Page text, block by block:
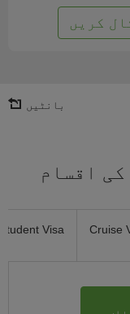
کریں
بانٹیں
اقسام
Cruise
Student Visa